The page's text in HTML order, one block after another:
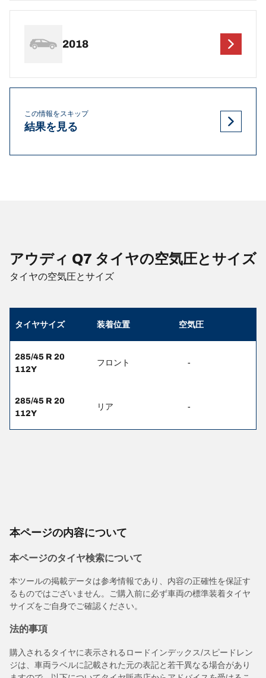
2018
この情報をスキップ
結果を見る
アウディ Q7 タイヤの空気圧とサイズ
タイヤの空気圧とサイズ
タイヤサイズ 装着位置 空気圧
285/45 R 20
112Y
フロント -
285/45 R 20
112Y
リア -
本ページの内容について
本ページのタイヤ検索について
本ツールの掲載データは参考情報であり、内容の正確性を保証す
るものではございません。ご購入前に必ず車両の標準装着タイヤ
サイズをご自身でご確認ください。
法的事項
購入されるタイヤに表示されるロードインデックス/スピードレン
ジは、車両ラベルに記載された元の表記と若干異なる場合があり